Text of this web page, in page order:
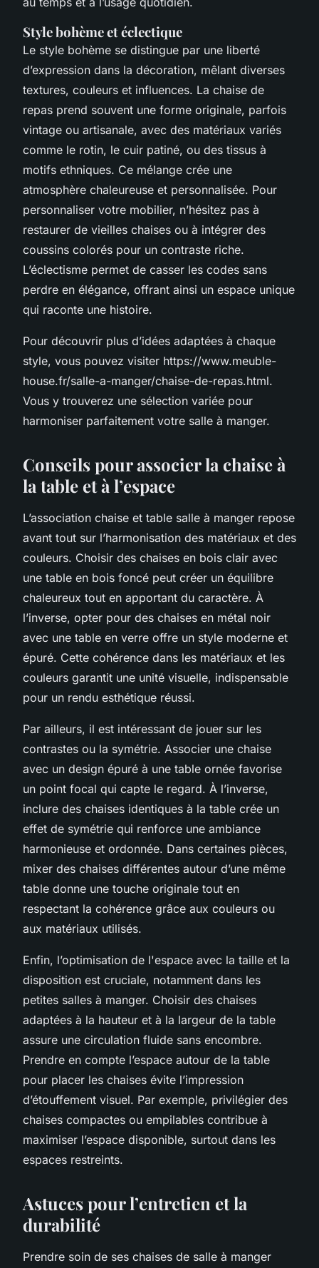
Style bohème et éclectique
Le style bohème se distingue par une liberté
d’expression dans la décoration, mêlant diverses
textures, couleurs et influences. La chaise de
repas prend souvent une forme originale, parfois
vintage ou artisanale, avec des matériaux variés
comme le rotin, le cuir patiné, ou des tissus à
motifs ethniques. Ce mélange crée une
atmosphère chaleureuse et personnalisée. Pour
personnaliser votre mobilier, n’hésitez pas à
restaurer de vieilles chaises ou à intégrer des
coussins colorés pour un contraste riche.
L’éclectisme permet de casser les codes sans
perdre en élégance, offrant ainsi un espace unique
qui raconte une histoire.
Pour découvrir plus d’idées adaptées à chaque
style, vous pouvez visiter https://www.meuble-
house.fr/salle-a-manger/chaise-de-repas.html.
Vous y trouverez une sélection variée pour
harmoniser parfaitement votre salle à manger.
Conseils pour associer la chaise à
la table et à l’espace
L’association chaise et table salle à manger repose
avant tout sur l’harmonisation des matériaux et des
couleurs. Choisir des chaises en bois clair avec
une table en bois foncé peut créer un équilibre
chaleureux tout en apportant du caractère. À
l’inverse, opter pour des chaises en métal noir
avec une table en verre offre un style moderne et
épuré. Cette cohérence dans les matériaux et les
couleurs garantit une unité visuelle, indispensable
pour un rendu esthétique réussi.
Par ailleurs, il est intéressant de jouer sur les
contrastes ou la symétrie. Associer une chaise
avec un design épuré à une table ornée favorise
un point focal qui capte le regard. À l’inverse,
inclure des chaises identiques à la table crée un
effet de symétrie qui renforce une ambiance
harmonieuse et ordonnée. Dans certaines pièces,
mixer des chaises différentes autour d’une même
table donne une touche originale tout en
respectant la cohérence grâce aux couleurs ou
aux matériaux utilisés.
Enfin, l’optimisation de l'espace avec la taille et la
disposition est cruciale, notamment dans les
petites salles à manger. Choisir des chaises
adaptées à la hauteur et à la largeur de la table
assure une circulation fluide sans encombre.
Prendre en compte l’espace autour de la table
pour placer les chaises évite l’impression
d’étouffement visuel. Par exemple, privilégier des
chaises compactes ou empilables contribue à
maximiser l’espace disponible, surtout dans les
espaces restreints.
Astuces pour l’entretien et la
durabilité
Prendre soin de ses chaises de salle à manger